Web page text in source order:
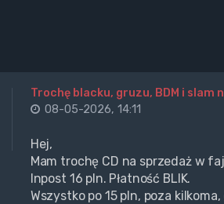
Trochę blacku, gruzu, BDM i slam
08-05-2026, 14:11
Hej,
Mam trochę CD na sprzedaż w
Inpost 16 pln. Płatność BLIK.
Wszystko po 15 pln, poza